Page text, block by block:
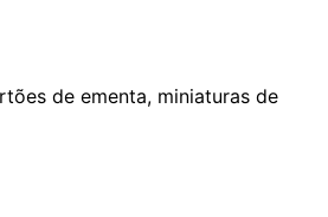
de ementa, miniaturas de